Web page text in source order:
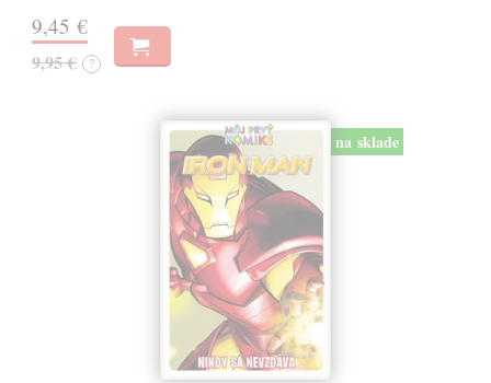
9,45 €
9,95 € ?
na sklade